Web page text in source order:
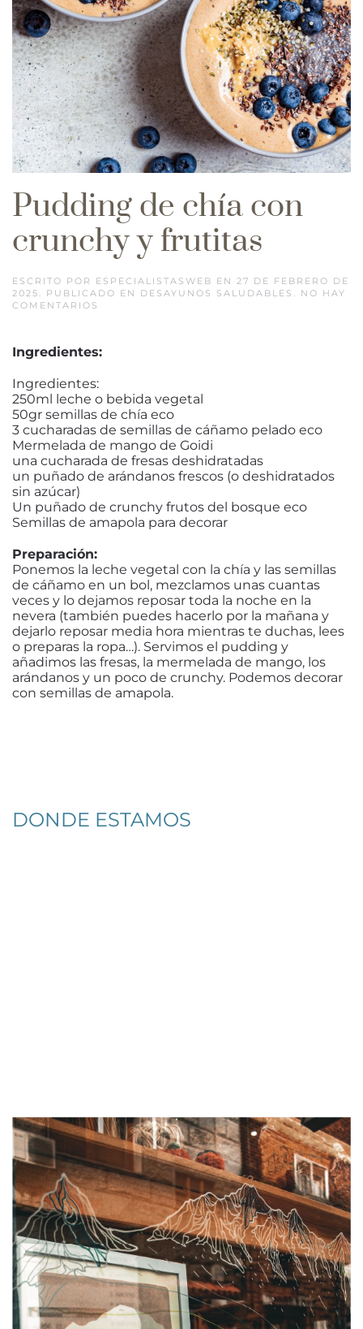
Pudding de chía con
crunchy y frutitas
ESCRITO POR ESPECIALISTASWEB EN 27 DE FEBRERO DE
2025 . PUBLICADO EN DESAYUNOS SALUDABLES . NO HAY
COMENTARIOS
CON
FRUTITAS
Ingredientes:
Ingredientes:
250ml leche o bebida vegetal
50gr semillas de chía eco
3 cucharadas de semillas de cáñamo pelado eco
Mermelada de mango de Goidi
una cucharada de fresas deshidratadas
un puñado de arándanos frescos (o deshidratados
sin azúcar)
Un puñado de crunchy frutos del bosque eco
Semillas de amapola para decorar
Preparación:
Ponemos la leche vegetal con la chía y las semillas
de cáñamo en un bol, mezclamos unas cuantas
veces y lo dejamos reposar toda la noche en la
nevera (también puedes hacerlo por la mañana y
dejarlo reposar media hora mientras te duchas, lees
o preparas la ropa…). Servimos el pudding y
añadimos las fresas, la mermelada de mango, los
arándanos y un poco de crunchy. Podemos decorar
con semillas de amapola.
DONDE ESTAMOS